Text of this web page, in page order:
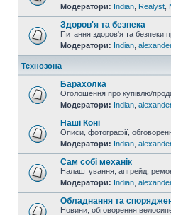
Модератори: Indian Realyst
Здоров'я та безпека
Питання здоров'я та безпеки
Модератори: Indian
Технозона
Барахолка
Оголошення про купівлю/
Модератори: Indian
Наші Коні
Описи, фотографії,
Модератори: Indian
Сам собі механік
Налаштування, апгрейд,
Модератори: Indian
Обладнання та
Новини, обговорення